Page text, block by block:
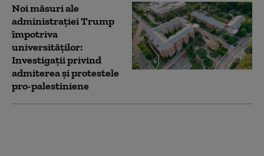
Noi măsuri ale
administrației Trump
împotriva
universităților:
Investigații privind
admiterea și protestele
pro-palestiniene